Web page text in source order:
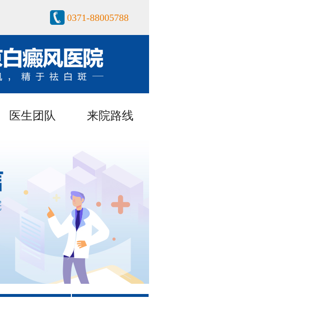
0371-88005788
医生团队 来院路线
3 4